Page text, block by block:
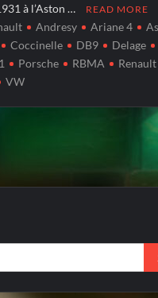
à l’Aston … READ MORE
Andresy Ariane 4
Coccinelle DB9 Delage
Porsche RBMA Renault
VW